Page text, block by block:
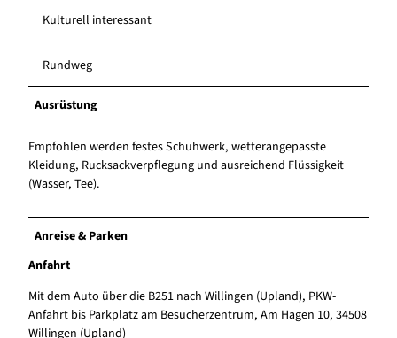
Kulturell interessant
Rundweg
Ausrüstung
Empfohlen werden festes Schuhwerk, wetterangepasste
Kleidung, Rucksackverpflegung und ausreichend Flüssigkeit
(Wasser, Tee).
Anreise & Parken
Anfahrt
Mit dem Auto über die B251 nach Willingen (Upland), PKW-
Anfahrt bis Parkplatz am Besucherzentrum, Am Hagen 10, 34508
Willingen (Upland)